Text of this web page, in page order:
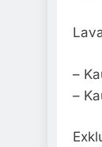
–
–